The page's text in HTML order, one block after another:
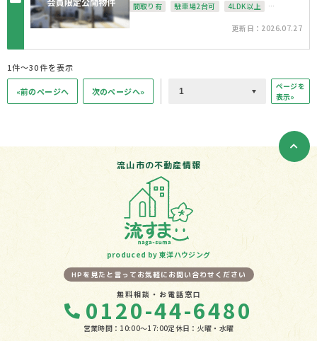
間取り有
駐車場2台可
4LDK以上
更新日：2026.07.27
1件〜30件を表示
«前のページへ 次のページへ»
ページを
表示»
流山市の不動産情報
produced by 東洋ハウジング
HPを見たと言ってお気軽にお問い合わせください
無料相談・お電話窓口
0120-44-6480
営業時間：10:00〜17:00定休日：火曜・水曜